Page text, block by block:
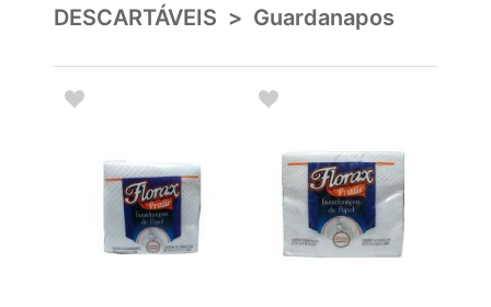
DESCARTÁVEIS > Guardanapos